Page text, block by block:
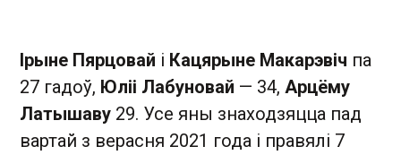
Ірыне Пярцовай і Кацярыне Макарэвіч па
27 гадоў, Юліі Лабуновай — 34, Арцёму
Латышаву 29. Усе яны знаходзяцца пад
вартай з верасня 2021 года і правялі 7